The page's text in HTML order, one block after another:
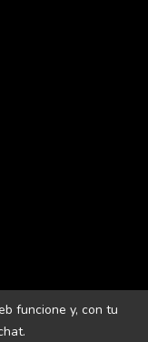
funcione y, con tu
18 · 07703 MAÓ-